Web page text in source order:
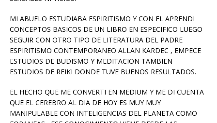
MI ABUELO ESTUDIABA ESPIRITISMO Y CON EL APRENDI
CONCEPTOS BASICOS DE UN LIBRO EN ESPECIFICO LUEGO
SEGUIR CON OTRO TIPO DE LITERATURA DEL PADRE
ESPIRITISMO CONTEMPORANEO ALLAN KARDEC , EMPECE
ESTUDIOS DE BUDISMO Y MEDITACION TAMBIEN
ESTUDIOS DE REIKI DONDE TUVE BUENOS RESULTADOS.
EL HECHO QUE ME CONVERTI EN MEDIUM Y ME DI CUENTA
QUE EL CEREBRO AL DIA DE HOY ES MUY MUY
MANIPULABLE CON INTELIGENCIAS DEL PLANETA COMO